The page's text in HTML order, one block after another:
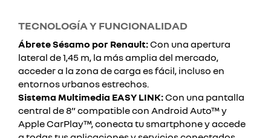
TECNOLOGÍA Y FUNCIONALIDAD
Ábrete Sésamo por Renault:Con una apertura
lateral de 1,45 m, la más amplia del mercado,
acceder a la zona de carga es fácil, incluso en
entornos urbanos estrechos.
Sistema Multimedia EASY LINK:Con una pantalla
central de 8” compatible con Android Auto™ y
Apple CarPlay™, conecta tu smartphone y accede